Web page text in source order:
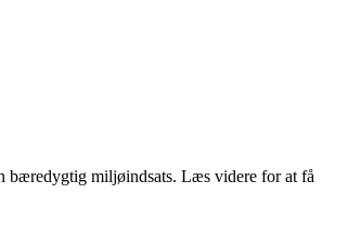
bæredygtig miljøindsats. Læs videre for at få